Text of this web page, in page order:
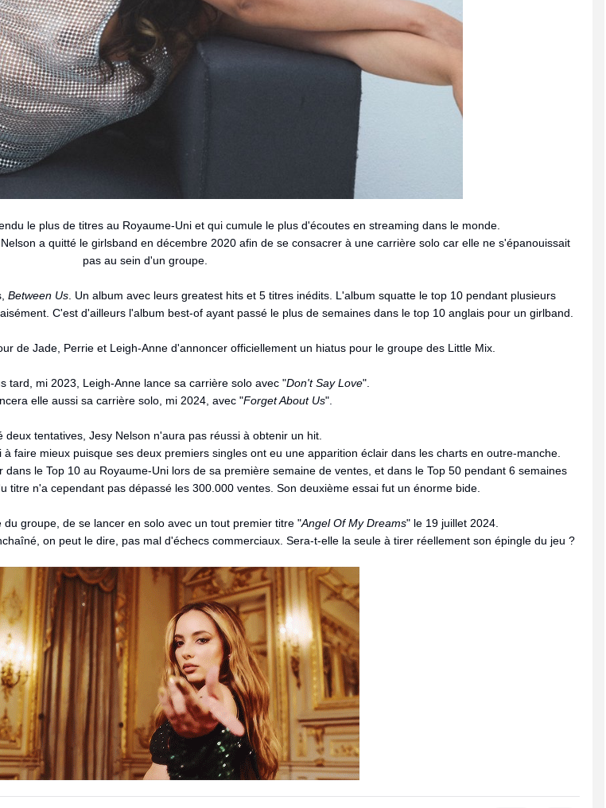
le plus de titres au Royaume-Uni et qui cumule le plus d'écoutes en streaming dans le monde.
a quitté le girlsband en décembre 2020 afin de se consacrer à une carrière solo car elle ne s'épanouissait
pas au sein d'un groupe.
Between Us. Un album avec leurs greatest hits et 5 titres inédits. L'album squatte le top 10 pendant plusieurs
C'est d'ailleurs l'album best-of ayant passé le plus de semaines dans le top 10 anglais pour un girlband.
de Jade, Perrie et Leigh-Anne d'annoncer officiellement un hiatus pour le groupe des Little Mix.
tard, mi 2023, Leigh-Anne lance sa carrière solo avec "Don't Say Love".
elle aussi sa carrière solo, mi 2024, avec "Forget About Us".
deux tentatives, Jesy Nelson n'aura pas réussi à obtenir un hit.
faire mieux puisque ses deux premiers singles ont eu une apparition éclair dans les charts en outre-manche.
dans le Top 10 au Royaume-Uni lors de sa première semaine de ventes, et dans le Top 50 pendant 6 semaines
titre n'a cependant pas dépassé les 300.000 ventes. Son deuxième essai fut un énorme bide.
groupe, de se lancer en solo avec un tout premier titre "Angel Of My Dreams" le 19 juillet 2024.
on peut le dire, pas mal d'échecs commerciaux. Sera-t-elle la seule à tirer réellement son épingle du jeu ?